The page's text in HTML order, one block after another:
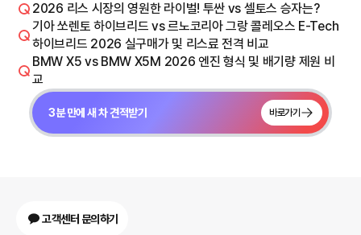
2026 리스 시장의 영원한 라이벌! 투싼 vs 셀토스 승자는?
기아 쏘렌토 하이브리드 vs 르노코리아 그랑 콜레오스 E-Tech
하이브리드 2026 실구매가 및 리스료 전격 비교
BMW X5 vs BMW X5M 2026 엔진 형식 및 배기량 제원 비
교
3분 만에 새 차 견적받기 바로가기
고객센터 문의하기